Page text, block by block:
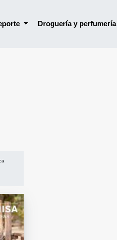
Droguería y perfumería